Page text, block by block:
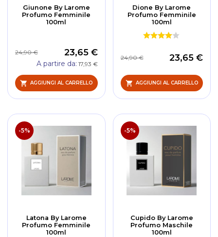
Giunone By Larome
Profumo Femminile
100ml
23,65 €
24,90 €
A partire da 17,93 €
AGGIUNGI AL CARRELLO
Dione By Larome
Profumo Femminile
100ml
23,65 €
24,90 €
AGGIUNGI AL CARRELLO
-5%
Latona By Larome
Profumo Femminile
100ml
-5%
Cupido By Larome
Profumo Maschile
100ml